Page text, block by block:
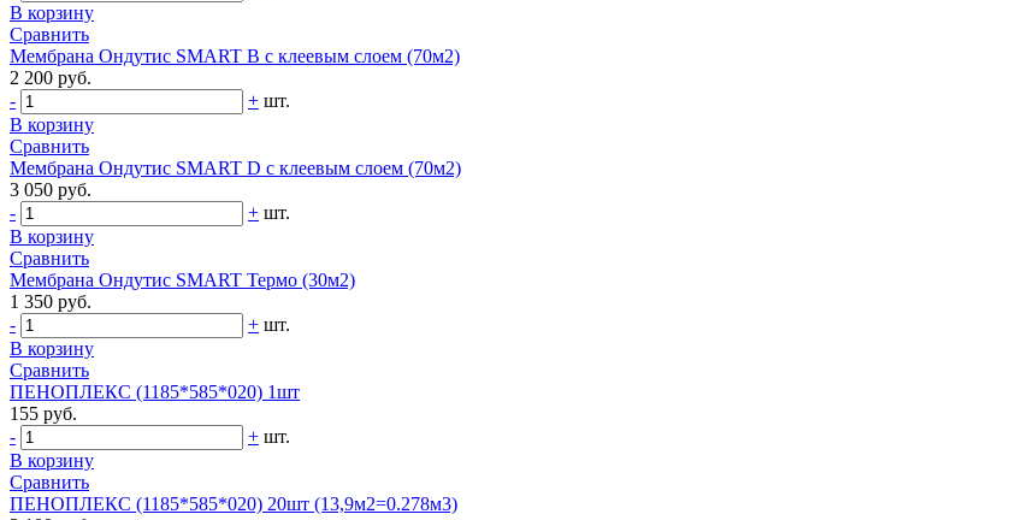
В корзину
Сравнить
Мембрана Ондутис SMART B с клеевым слоем (70м2)
2 200 руб.
-
+ шт.
В корзину
Сравнить
Мембрана Ондутис SMART D с клеевым слоем (70м2)
3 050 руб.
-
+ шт.
В корзину
Сравнить
Мембрана Ондутис SMART Термо (30м2)
1 350 руб.
-
+ шт.
В корзину
Сравнить
ПЕНОПЛЕКС (1185*585*020) 1шт
155 руб.
-
+ шт.
В корзину
Сравнить
ПЕНОПЛЕКС (1185*585*020) 20шт (13,9м2=0.278м3)